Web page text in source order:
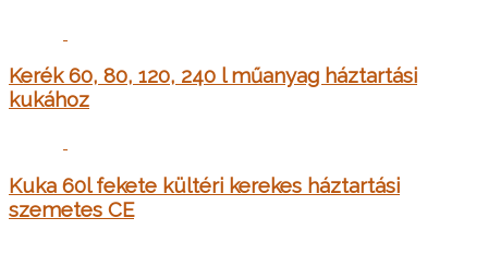
Kerék 60, 80, 120, 240 l műanyag háztartási
kukához
Kuka 60l fekete kültéri kerekes háztartási
szemetes CE